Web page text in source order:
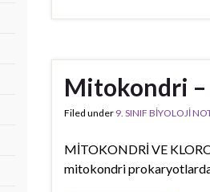
Mitokondri –
Filed under 9. SINIF BİYOLOJİ
MİTOKONDRİ VE
mitokondri